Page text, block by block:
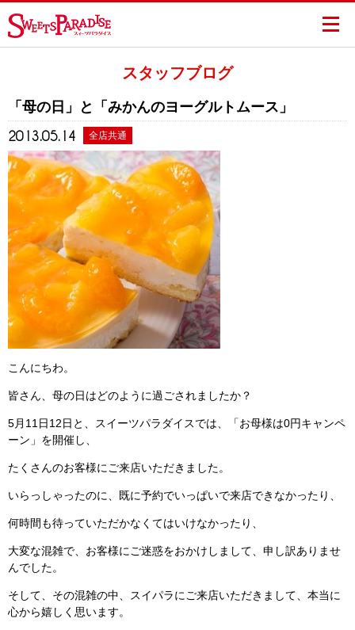
スタッフブログ
「母の日」と「みかんのヨーグルトムース」
2013.05.14 全店共通
こんにちわ。
皆さん、母の日はどのように過ごされましたか？
5月11日12日と、スイーツパラダイスでは、「お母様は0円キャンペ
ーン」を開催し、
たくさんのお客様にご来店いただきました。
いらっしゃったのに、既に予約でいっぱいで来店できなかったり、
何時間も待っていただかなくてはいけなかったり、
大変な混雑で、お客様にご迷惑をおかけしまして、申し訳ありませ
んでした。
そして、その混雑の中、スイパラにご来店いただきまして、本当に
心から嬉しく思います。